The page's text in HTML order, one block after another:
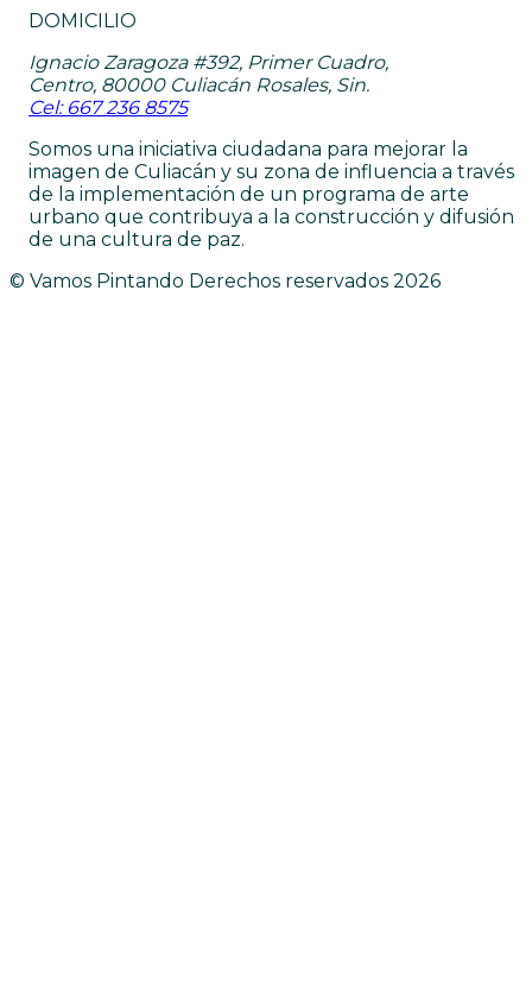
DOMICILIO
Ignacio Zaragoza #392, Primer Cuadro,
Centro, 80000 Culiacán Rosales, Sin.
Cel: 667 236 8575
Somos una iniciativa ciudadana para mejorar la
imagen de Culiacán y su zona de influencia a través
de la implementación de un programa de arte
urbano que contribuya a la construcción y difusión
de una cultura de paz.
© Vamos Pintando Derechos reservados 2026